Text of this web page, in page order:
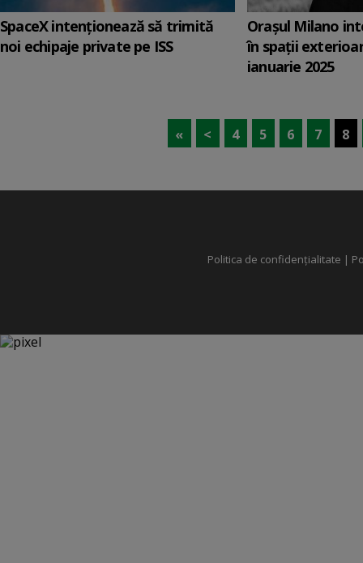
SpaceX intenţionează să trimită
noi echipaje private pe ISS
Oraşul Milano
în spaţii
ianuarie 2025
« < 4 5 6 7 8
Politica de confidențialitate |